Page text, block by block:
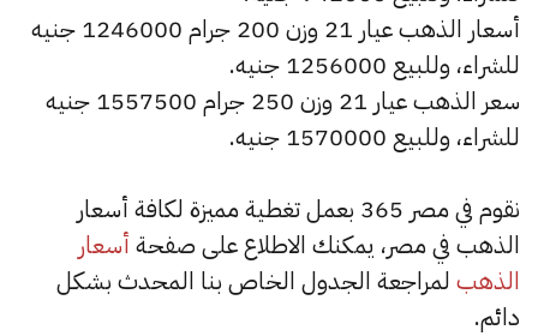
أسعار الذهب عيار 21 وزن 200 جرام 1246000 جنيه
للشراء، وللبيع 1256000 جنيه.
سعر الذهب عيار 21 وزن 250 جرام 1557500 جنيه
للشراء، وللبيع 1570000 جنيه.
نقوم في مصر 365 بعمل تغطية مميزة لكافة أسعار
الذهب في مصر، يمكنك الاطلاع على صفحة أسعار
الذهب لمراجعة الجدول الخاص بنا المحدث بشكل
دائم.